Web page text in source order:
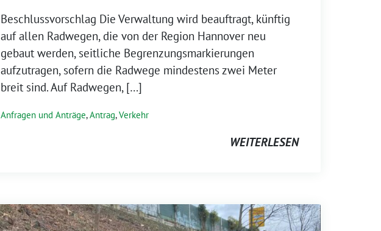
Beschlussvorschlag Die Verwaltung wird beauftragt, künftig
auf allen Radwegen, die von der Region Hannover neu
gebaut werden, seitliche Begrenzungsmarkierungen
aufzutragen, sofern die Radwege mindestens zwei Meter
breit sind. Auf Radwegen, […]
Anfragen und Anträge,Antrag,Verkehr
WEITERLESEN